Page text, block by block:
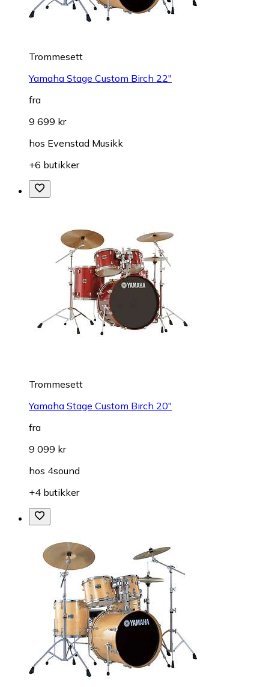
Trommesett
Yamaha Stage Custom Birch 22"
fra
9 699 kr
hos Evenstad Musikk
+6 butikker
Trommesett
Yamaha Stage Custom Birch 20"
fra
9 099 kr
hos 4sound
+4 butikker